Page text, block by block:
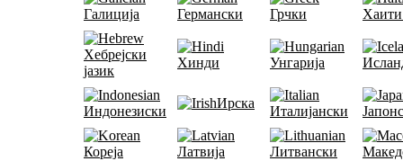
Галиција Германски Грчки
Хебрејски
јазик
Хинди Унгарија
Индонезиски
Ирска
Италијански
Кореја Латвија Литвански